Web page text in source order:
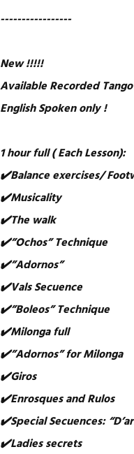
-----------------
New !!!!!
Available Recorded
English Spoken only !
1 hour full ( Each Lesson):
✔️Balance exercises/
✔️Musicality
✔️The walk
✔️”Ochos” Technique
✔️”Adornos”
✔️Vals Secuence
✔️”Boleos” Technique
✔️Milonga full
✔️”Adornos” for Milonga
✔️Giros
✔️Enrosques and Rulos
✔️Special Secuences:
✔️Ladies secrets